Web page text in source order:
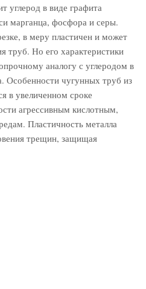
углерод в виде графита
марганца, фосфора и серы.
в меру пластичен и может
труб. Но его характеристики
аналогу с углеродом в
Особенности чугунных труб из
в увеличенном сроке
агрессивным кислотным,
Пластичность металла
трещин, защищая